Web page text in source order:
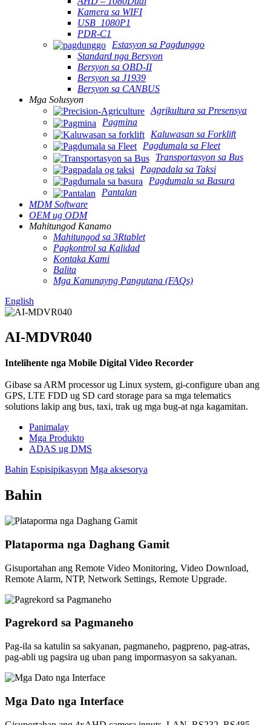
Kamera sa WIFI
USB_1080P1
PDR-C1
Estasyon sa Pagdunggo
Standard nga Bersyon
Bersyon sa OBD-II
Bersyon sa J1939
Bersyon sa CANBUS
Mga Solusyon
Agrikultura sa Presensya
Pagmina
Kaluwasan sa Forklift
Pagdumala sa Fleet
Transportasyon sa Bus
Pagpadala sa Taksi
Pagdumala sa Basura
Pantalan
MDM Software
OEM ug ODM
Mahitungod Kanamo
Mahitungod sa 3Rtablet
Pagkontrol sa Kalidad
Kontaka Kami
Balita
Mga Kanunayng Pangutana (FAQs)
English
AI-MDVR040
Intelihente nga Mobile Digital Video Recorder
Gibase sa ARM processor ug Linux system, gi-configure uban ang
GPS, LTE FDD ug SD card storage para sa mga telematics
solutions lakip ang bus, taxi, trak ug mga bug-at nga kagamitan.
Panimalay
Mga Produkto
ADAS ug DMS
Bahin Espisipikasyon Mga aksesorya
Bahin
Plataporma nga Daghang Gamit
Gisuportahan ang Remote Video Monitoring, Video Download,
Remote Alarm, NTP, Network Settings, Remote Upgrade.
Pagrekord sa Pagmaneho
Pag-ila sa katulin sa sakyanan, pagmaneho, pagpreno, pag-atras,
pag-abli ug pagsira ug uban pang impormasyon sa sakyanan.
Mga Dato nga Interface